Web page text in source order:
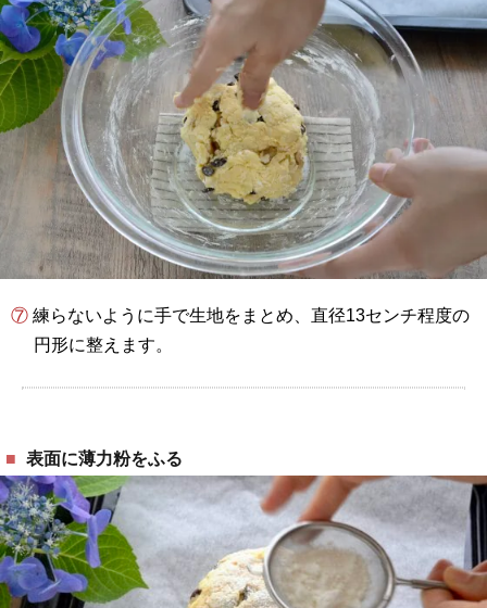
⑦ 練らないように手で生地をまとめ、直径13センチ程度の
円形に整えます。
表面に薄力粉をふる